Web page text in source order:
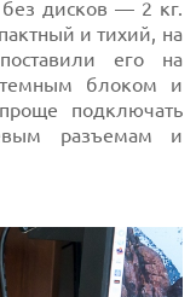
без дисков — 2 кг.
и тихий, на
его на
блоком и
подключать
разъемам и